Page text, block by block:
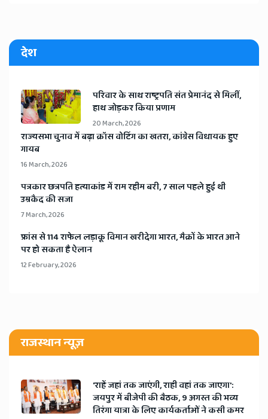
देश
​परिवार के साथ राष्ट्रपति संत प्रेमानंद से मिलीं,
हाथ जोड़कर किया प्रणाम
20 March, 2026
​राज्यसभा चुनाव में बढ़ा क्रॉस वोटिंग का खतरा, कांग्रेस विधायक हुए
गायब
16 March, 2026
​पत्रकार छत्रपति हत्याकांड में राम रहीम बरी, 7 साल पहले हुई थी
उम्रकैद की सजा
7 March, 2026
​फ्रांस से 114 राफेल लड़ाकू विमान खरीदेगा भारत, मैक्रों के भारत आने
पर हो सकता है ऐलान
12 February, 2026
राजस्थान न्यूज़
'राहें जहां तक जाएंगी, राही वहां तक जाएगा':
जयपुर में बीजेपी की बैठक, 9 अगस्त की भव्य
तिरंगा यात्रा के लिए कार्यकर्ताओं ने कसी कमर